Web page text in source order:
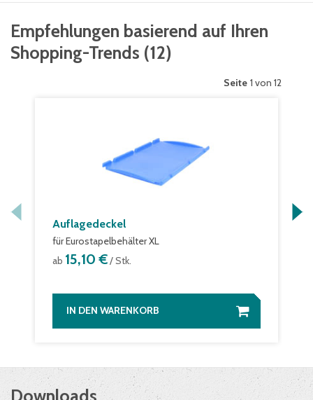
Empfehlungen basierend auf Ihren
Shopping-Trends (12)
Seite 1 von 12
Auflagedeckel
für Eurostapelbehälter XL
ab 15,10 €/ Stk.
IN DEN WARENKORB
Downloads